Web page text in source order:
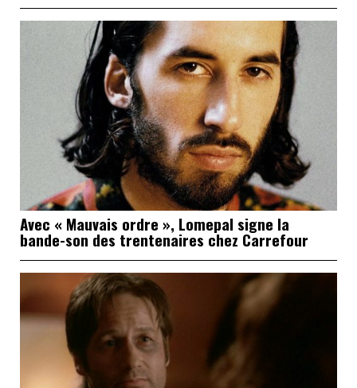
Avec « Mauvais ordre », Lomepal signe la
bande-son des trentenaires chez Carrefour